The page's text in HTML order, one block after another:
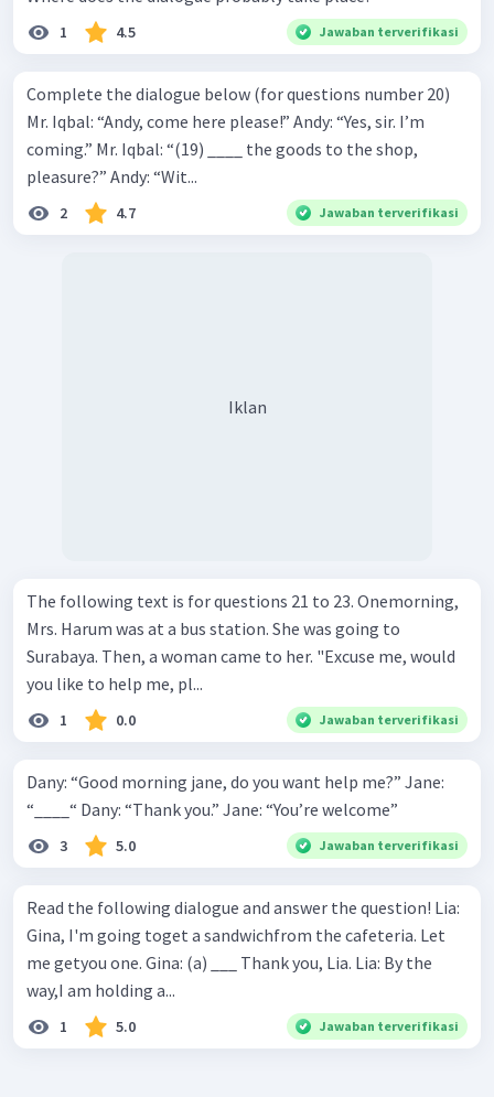
1 4.5 Jawaban terverifikasi
Complete the dialogue below (for questions number 20)
Mr. Iqbal: “Andy, come here please!” Andy: “Yes, sir. I’m
coming.” Mr. Iqbal: “(19) ____ the goods to the shop,
pleasure?” Andy: “Wit...
2 4.7 Jawaban terverifikasi
Iklan
The following text is for questions 21 to 23. ​​​​​​Onemorning,
Mrs. Harum was at a bus station. She was going to
Surabaya. Then, a woman came to her. "Excuse me, would
you like to help me, pl...
1 0.0 Jawaban terverifikasi
Dany: “Good morning jane, do you want help me?” Jane:
“____“ Dany: “Thank you.” Jane: “You’re welcome”
3 5.0 Jawaban terverifikasi
Read the following dialogue and answer the question! Lia:
Gina, I'm going toget a sandwichfrom the cafeteria. Let
me getyou one. Gina: (a) ___ Thank you, Lia. Lia: By the
way,I am holding a...
1 5.0 Jawaban terverifikasi